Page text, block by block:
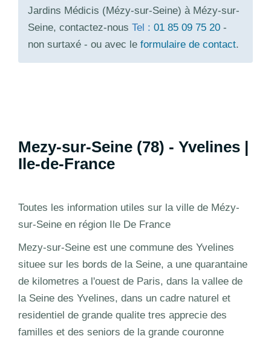
Jardins Médicis (Mézy-sur-Seine) à Mézy-sur-
Seine, contactez-nous Tel : 01 85 09 75 20 -
non surtaxé - ou avec le formulaire de contact.
Mezy-sur-Seine (78) - Yvelines |
Ile-de-France
Toutes les information utiles sur la ville de Mézy-
sur-Seine en région Ile De France
Mezy-sur-Seine est une commune des Yvelines
situee sur les bords de la Seine, a une quarantaine
de kilometres a l'ouest de Paris, dans la vallee de
la Seine des Yvelines, dans un cadre naturel et
residentiel de grande qualite tres apprecie des
familles et des seniors de la grande couronne